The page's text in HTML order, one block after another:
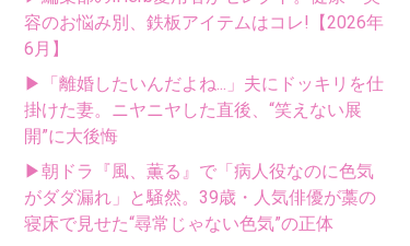
容のお悩み別、鉄板アイテムはコレ!【2026年
6月】
▶「離婚したいんだよね...」夫にドッキリを仕
掛けた妻。ニヤニヤした直後、“笑えない展
開”に大後悔
▶朝ドラ『風、薫る』で「病人役なのに色気
がダダ漏れ」と騒然。39歳・人気俳優が藁の
寝床で見せた“尋常じゃない色気”の正体